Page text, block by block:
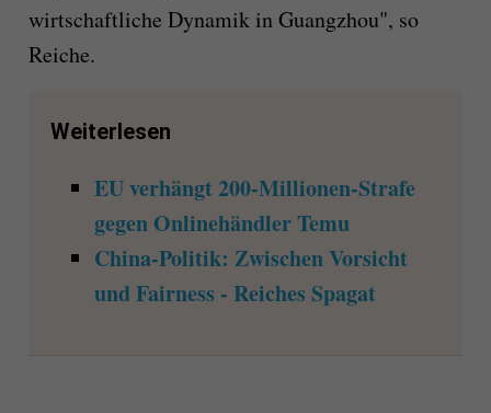
wirtschaftliche Dynamik in Guangzhou", so
Reiche.
Weiterlesen
EU verhängt 200-Millionen-Strafe
gegen Onlinehändler Temu
China-Politik: Zwischen Vorsicht
und Fairness - Reiches Spagat